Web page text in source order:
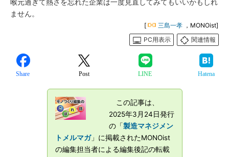
喉元過ぎて熱さを忘れた企業は一度見直してみてもいいかもしれ
ません。
[ 三島一孝 ，MONOist]
PC用表示
関連情報
Share Post LINE Hatena
この記事は、
2025年3月24日発行
の「製造マネジメン
トメルマガ」に掲載されたMONOist
の編集担当者による編集後記の転載